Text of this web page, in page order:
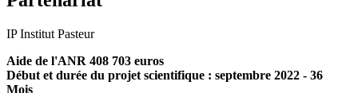
IP Institut Pasteur
Aide de l'ANR 408 703 euros
Début et durée du projet scientifique : septembre 2022 - 36
Mois